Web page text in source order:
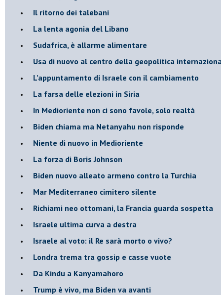
Il ritorno dei talebani
​La lenta agonia del Libano
Sudafrica, è allarme alimentare
Usa di nuovo al centro della geopolitica
L’appuntamento di Israele con il cambiamento
La farsa delle elezioni in Siria
In Medioriente non ci sono favole, solo realtà
Biden chiama ma Netanyahu non risponde
Niente di nuovo in Medioriente
La forza di Boris Johnson
Biden nuovo alleato armeno contro la Turchia
Mar Mediterraneo cimitero silente
Richiami neo ottomani, la Francia guarda sospetta
Israele ultima curva a destra
Israele al voto: il Re sarà morto o vivo?
Londra trema tra gossip e casse vuote
Da Kindu a Kanyamahoro
Trump è vivo, ma Biden va avanti